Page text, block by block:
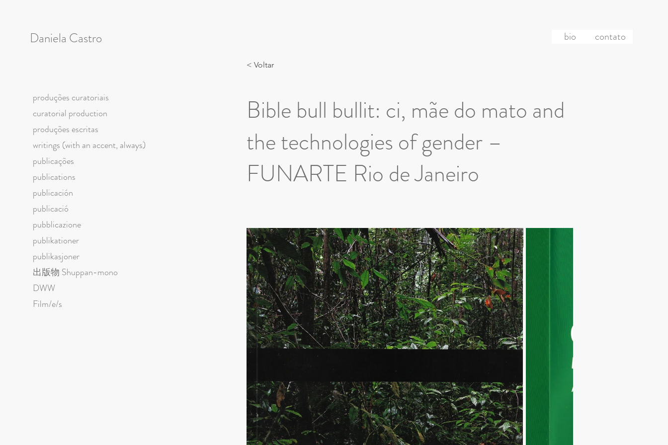
produções curatoriais
curatorial production
produções escritas
writings (with an accent, always)
publicações
publications
publicación
publicació
pubblicazione
publikationer
publikasjoner
出版物 Shuppan-mono
DWW
Film/e/s
Daniela Castro bio contato
< Voltar
Bible bull bullit: ci, mãe do mato and
the technologies of gender –
FUNARTE Rio de Janeiro